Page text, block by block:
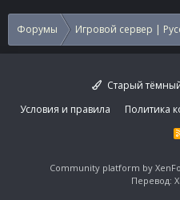
Форумы Игровой сервер |
Старый
Условия и правила
Политика
Community platform by
Перевод: